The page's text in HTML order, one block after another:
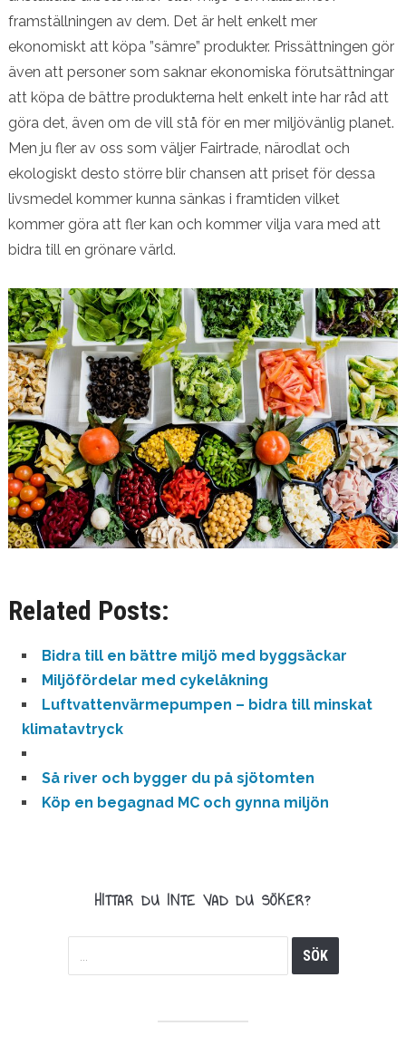
framställningen av dem. Det är helt enkelt mer
ekonomiskt att köpa ”sämre” produkter. Prissättningen gör
även att personer som saknar ekonomiska förutsättningar
att köpa de bättre produkterna helt enkelt inte har råd att
göra det, även om de vill stå för en mer miljövänlig planet.
Men ju fler av oss som väljer Fairtrade, närodlat och
ekologiskt desto större blir chansen att priset för dessa
livsmedel kommer kunna sänkas i framtiden vilket
kommer göra att fler kan och kommer vilja vara med att
bidra till en grönare värld.
Related Posts:
Bidra till en bättre miljö med byggsäckar
Miljöfördelar med cykelåkning
Luftvattenvärmepumpen – bidra till minskat
klimatavtryck
Så river och bygger du på sjötomten
Köp en begagnad MC och gynna miljön
HITTAR DU INTE VAD DU SÖKER?